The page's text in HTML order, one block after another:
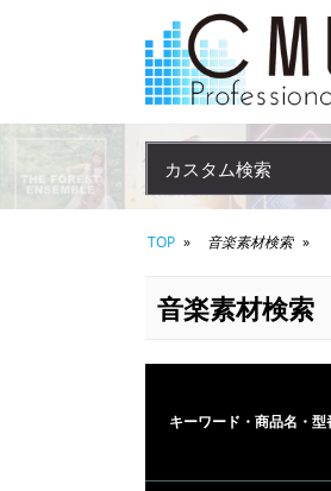
カスタム検索
TOP 音楽素材検索
音楽素材検索
キーワード・商品名・型